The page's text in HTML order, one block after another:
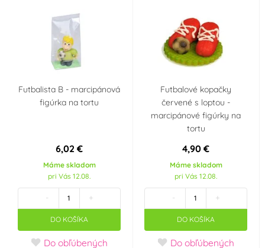
Futbalista B - marcipánová
figúrka na tortu
6,02 €
Máme skladom
pri Vás 12.08.
- +
DO KOŠÍKA
Do obľúbených
Futbalové kopačky
červené s loptou -
marcipánové figúrky na
tortu
4,90 €
Máme skladom
pri Vás 12.08.
- +
DO KOŠÍKA
Do obľúbených